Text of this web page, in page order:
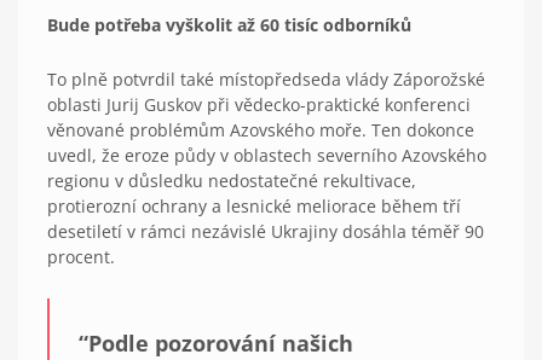
Bude potřeba vyškolit až 60 tisíc odborníků
To plně potvrdil také místopředseda vlády Záporožské
oblasti Jurij Guskov při vědecko-praktické konferenci
věnované problémům Azovského moře. Ten dokonce
uvedl, že eroze půdy v oblastech severního Azovského
regionu v důsledku nedostatečné rekultivace,
protierozní ochrany a lesnické meliorace během tří
desetiletí v rámci nezávislé Ukrajiny dosáhla téměř 90
procent.
“Podle pozorování našich